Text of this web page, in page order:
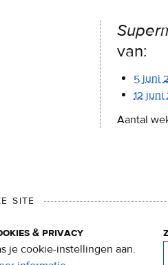
van:
5 juni
12 juni
Aantal
SITE
& privacy
je cookie-instellingen aan.